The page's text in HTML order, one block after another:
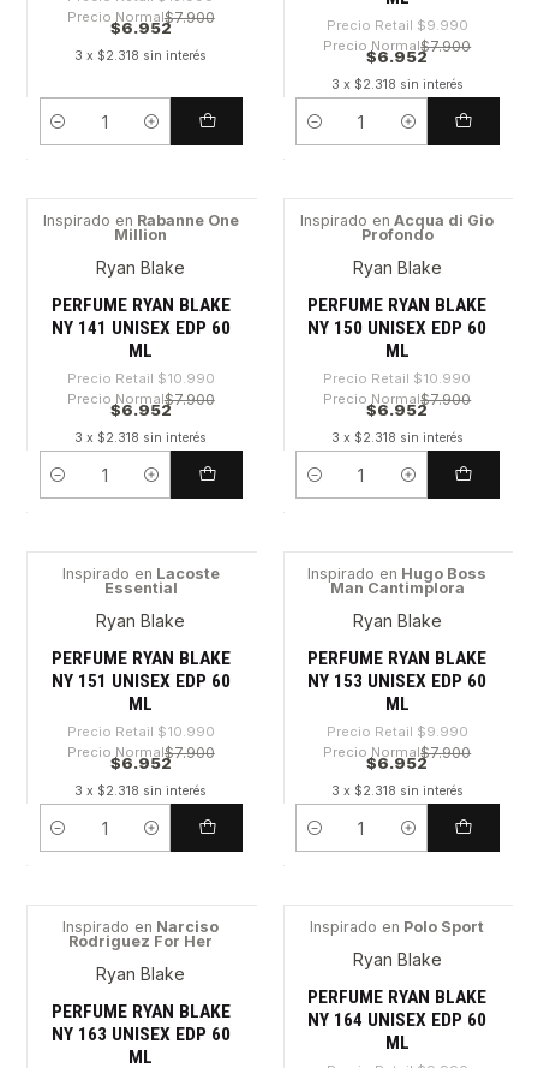
Precio Normal$7.900
$6.952
3 x $2.318 sin interés
Cantidad
Precio Retail $9.990
Precio Normal$7.900
$6.952
3 x $2.318 sin interés
Cantidad
Inspirado en Rabanne One
Million
Ryan Blake
PERFUME RYAN BLAKE
NY 141 UNISEX EDP 60
ML
Precio Retail $10.990
Precio Normal$7.900
$6.952
3 x $2.318 sin interés
Cantidad
Inspirado en Acqua di Gio
Profondo
Ryan Blake
PERFUME RYAN BLAKE
NY 150 UNISEX EDP 60
ML
Precio Retail $10.990
Precio Normal$7.900
$6.952
3 x $2.318 sin interés
Cantidad
Inspirado en Lacoste
Essential
Ryan Blake
PERFUME RYAN BLAKE
NY 151 UNISEX EDP 60
ML
Precio Retail $10.990
Precio Normal$7.900
$6.952
3 x $2.318 sin interés
Cantidad
Inspirado en Hugo Boss
Man Cantimplora
Ryan Blake
PERFUME RYAN BLAKE
NY 153 UNISEX EDP 60
ML
Precio Retail $9.990
Precio Normal$7.900
$6.952
3 x $2.318 sin interés
Cantidad
Inspirado en Narciso
Rodriguez For Her
Ryan Blake
PERFUME RYAN BLAKE
NY 163 UNISEX EDP 60
ML
Inspirado en Polo Sport
Ryan Blake
PERFUME RYAN BLAKE
NY 164 UNISEX EDP 60
ML